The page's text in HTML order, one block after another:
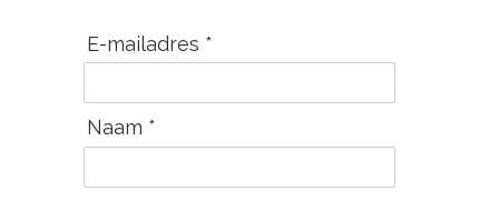
E-mailadres *
Naam *